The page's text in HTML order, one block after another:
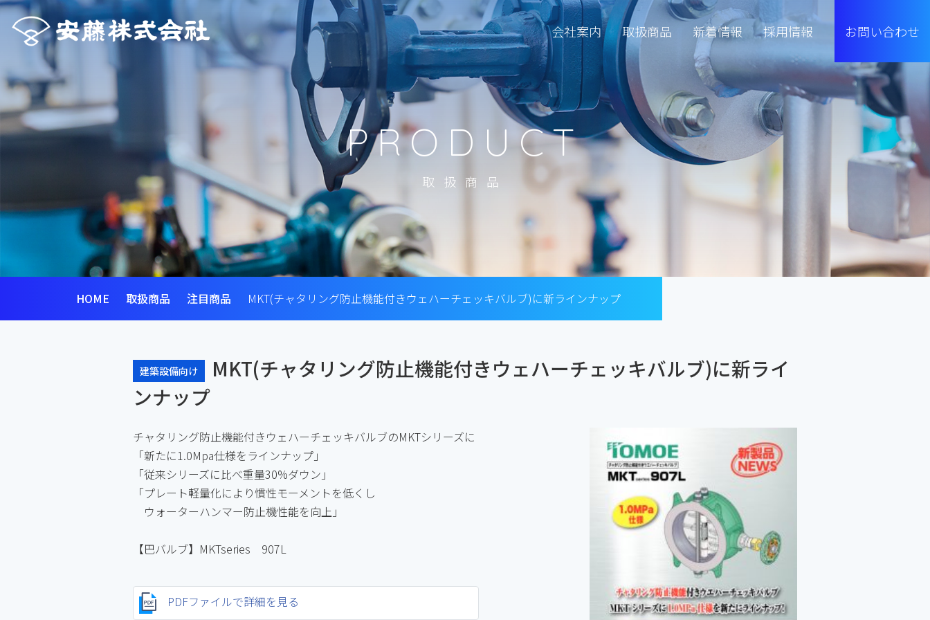
会社案内 取扱商品 新着情報 採用情報 お問い合わせ
PRODUCT
取扱商品
HOME 取扱商品 注目商品 MKT(チャタリング防止機能付きウェハーチェッキバルブ)に新ラインナップ
建築設備向け
MKT(チャタリング防止機能付きウェハーチェッキバルブ)に新ライ
ンナップ
チャタリング防止機能付きウェハーチェッキバルブのMKTシリーズに
「新たに1.0Mpa仕様をラインナップ」
「従来シリーズに比べ重量30%ダウン」
「プレート軽量化により慣性モーメントを低くし
ウォーターハンマー防止機性能を向上」
【巴バルブ】MKTseries 907L
PDFファイルで詳細を見る